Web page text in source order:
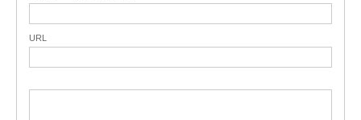
URL